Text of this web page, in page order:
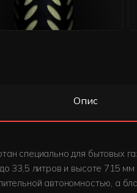
Опис
специально для бытовых
33,5 литров и высоте 715
автономностью, а